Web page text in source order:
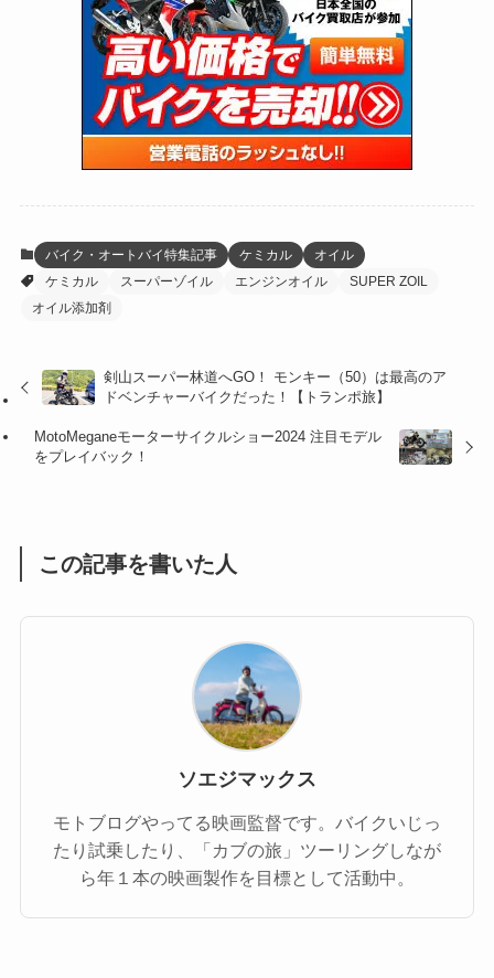
(12)
(63)
(109)
(46)
(15)
(5)
(6)
(17)
(5)
(27)
(131)
(21)
(61)
(98)
(13)
(60)
(274)
(171)
(38)
(47)
(59)
(41)
(47)
(204)
(34)
(35)
(41)
(19)
(12)
(16)
(4)
(16)
バイク・オートバイ特集記事 ケミカル
オイル
ケミカル
スーパーゾイル エンジンオイル
SUPER ZOIL
オイル添加剤
剣山スーパー林道へGO！ モンキー（50）は最高のア
ドベンチャーバイクだった！【トランポ旅】
MotoMeganeモーターサイクルショー2024 注目モデル
をプレイバック！
この記事を書いた人
ソエジマックス
モトブログやってる映画監督です。バイクいじっ
たり試乗したり、「カブの旅」ツーリングしなが
ら年１本の映画製作を目標として活動中。